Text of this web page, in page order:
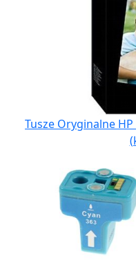
Tusze Oryginalne HP